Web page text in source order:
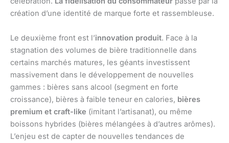
création d’une identité de marque forte et rassembleuse.
Le deuxième front est l’innovation produit. Face à la
stagnation des volumes de bière traditionnelle dans
certains marchés matures, les géants investissent
massivement dans le développement de nouvelles
gammes : bières sans alcool (segment en forte
croissance), bières à faible teneur en calories, bières
premium et craft-like (imitant l’artisanat), ou même
boissons hybrides (bières mélangées à d’autres arômes).
L’enjeu est de capter de nouvelles tendances de